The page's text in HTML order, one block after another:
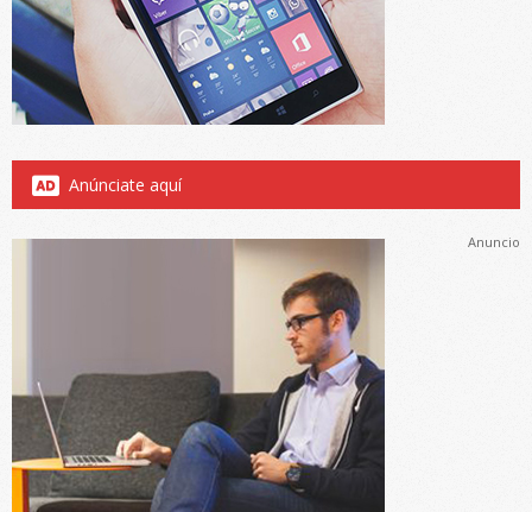
Anúnciate aquí
Anuncio